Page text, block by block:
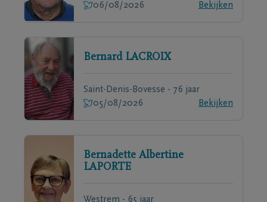
06/08/2026
Bekijken
Bernard LACROIX
Saint-Denis-Bovesse - 76 jaar
05/08/2026
Bekijken
Bernadette Albertine
LAPORTE
Westrem - 65 jaar